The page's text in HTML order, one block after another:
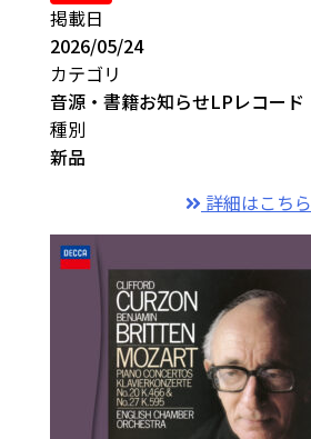
掲載日
2026/05/24
カテゴリ
音源・書籍お知らせLPレコード
種別
新品
詳細はこちら